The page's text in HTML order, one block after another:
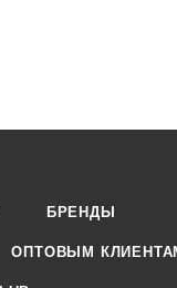
БРЕНДЫ
ОПТОВЫМ